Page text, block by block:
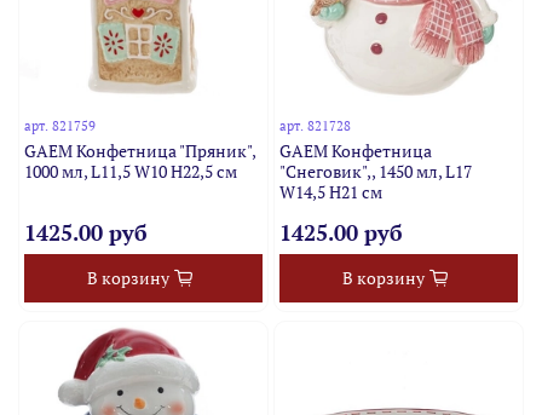
арт.821759
GAEM Конфетница "Пряник",
1000 мл, L11,5 W10 H22,5 см
1425.00 руб
В корзину
арт. 821728
GAEM Конфетница
"Снеговик",, 1450 мл, L17
W14,5 H21 см
1425.00 руб
В корзину